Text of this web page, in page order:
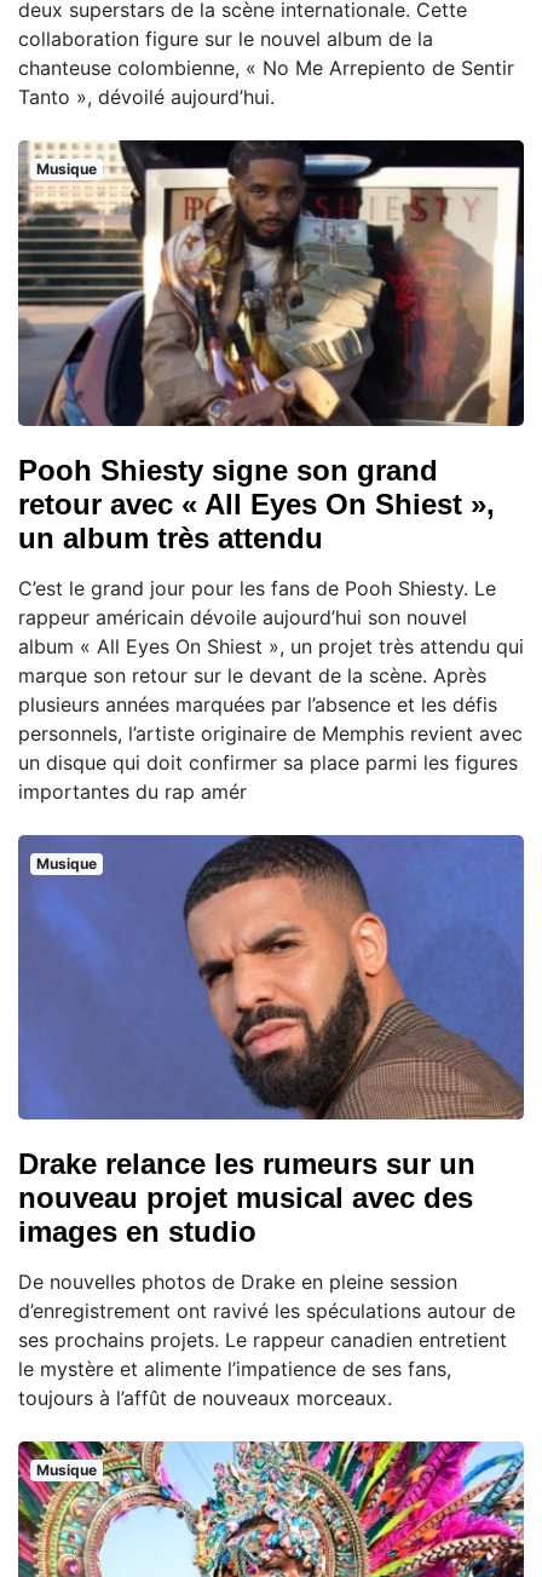
deux superstars de la scène internationale. Cette
collaboration figure sur le nouvel album de la
chanteuse colombienne, « No Me Arrepiento de Sentir
Tanto », dévoilé aujourd’hui.
Musique
Pooh Shiesty signe son grand
retour avec « All Eyes On Shiest »,
un album très attendu
C’est le grand jour pour les fans de Pooh Shiesty. Le
rappeur américain dévoile aujourd’hui son nouvel
album « All Eyes On Shiest », un projet très attendu qui
marque son retour sur le devant de la scène. Après
plusieurs années marquées par l’absence et les défis
personnels, l’artiste originaire de Memphis revient avec
un disque qui doit confirmer sa place parmi les figures
importantes du rap amér
Musique
Drake relance les rumeurs sur un
nouveau projet musical avec des
images en studio
De nouvelles photos de Drake en pleine session
d’enregistrement ont ravivé les spéculations autour de
ses prochains projets. Le rappeur canadien entretient
le mystère et alimente l’impatience de ses fans,
toujours à l’affût de nouveaux morceaux.
Musique